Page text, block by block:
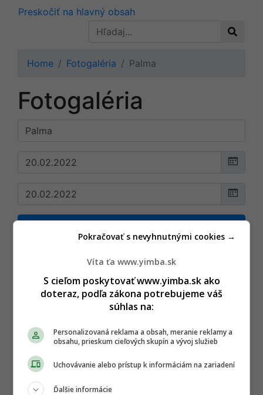
Preskočiť na hlavný obsah
Home Fotogaléria Palma
Fotogaléria
20.02.2022
1
Víta ťa www.yimba.sk
S cieľom poskytovať www.yimba.sk ako
doteraz, podľa zákona potrebujeme váš
súhlas na:
Personalizovaná reklama a obsah, meranie reklamy a
obsahu, prieskum cieľových skupín a vývoj služieb
Uchovávanie alebo prístup k informáciám na zariadení
Ďalšie informácie
Pokračovať s nevyhnutnými cookies →